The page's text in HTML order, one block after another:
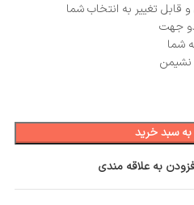
قابل تغییر به انتخاب شما
جهت
شما
نشیمن
سبد خرید
به علاقه مندی